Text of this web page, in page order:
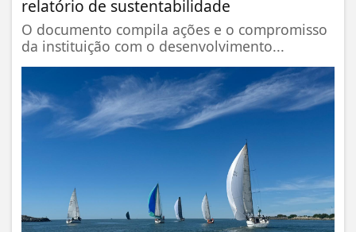
relatório de sustentabilidade
O documento compila ações e o compromisso
da instituição com o desenvolvimento...